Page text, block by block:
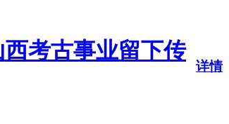
考古事业留下传
详情